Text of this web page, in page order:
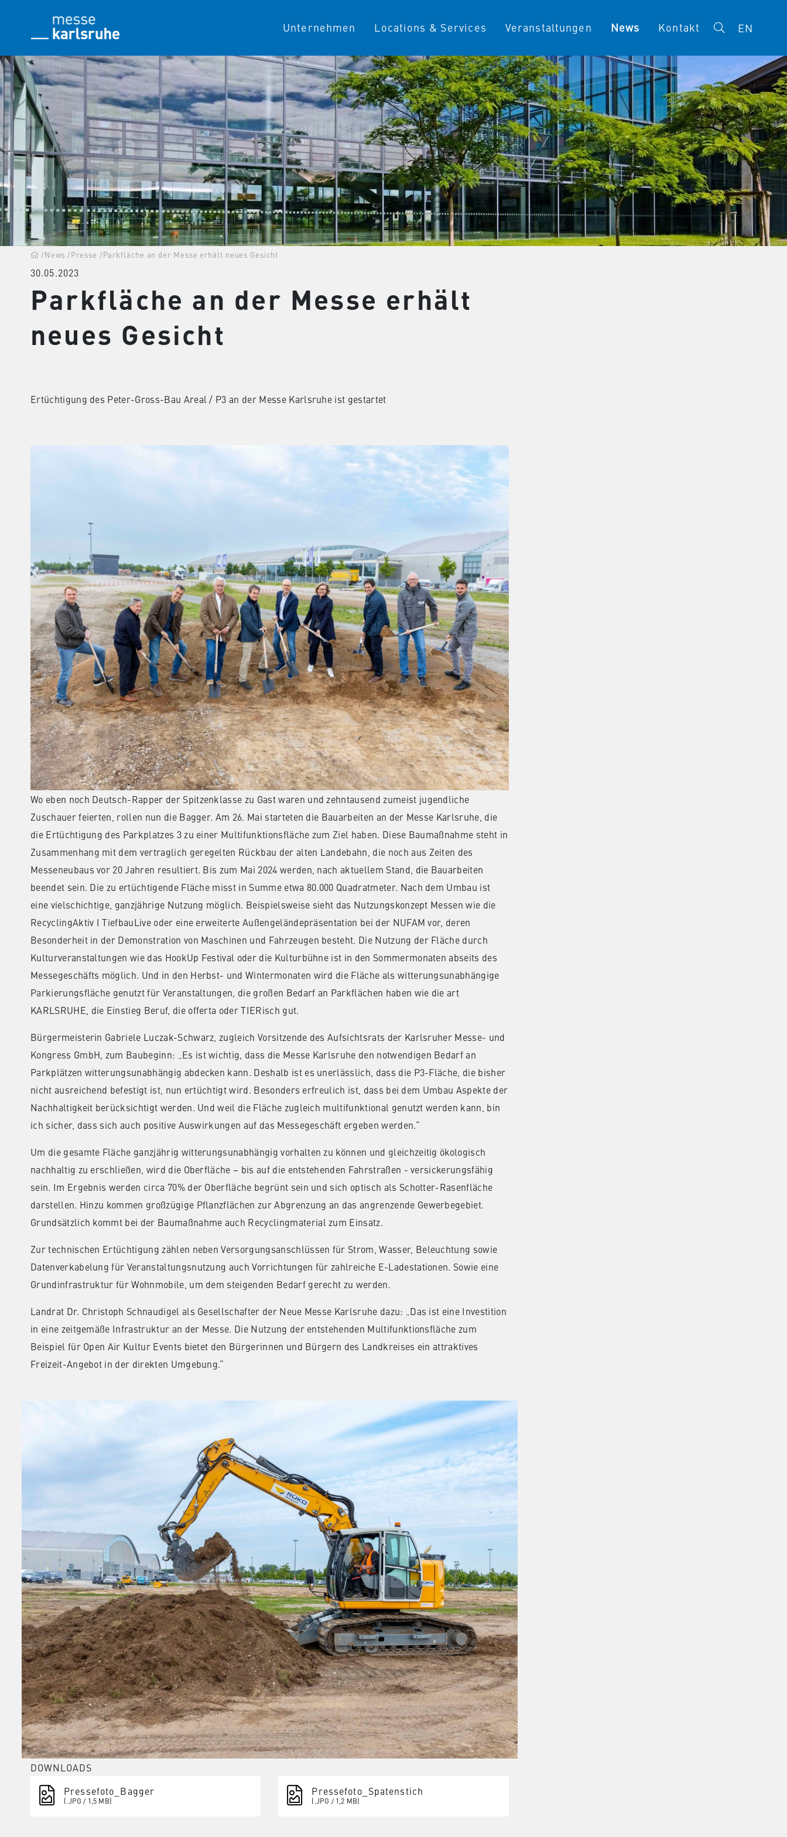
EN
Unternehmen Locations & Services Veranstaltungen News Kontakt
/News/Presse /Parkfläche an der Messe erhält neues Gesicht
30.05.2023
Parkfläche an der Messe erhält
neues Gesicht
Ertüchtigung des Peter-Gross-Bau Areal / P3 an der Messe Karlsruhe ist gestartet
Wo eben noch Deutsch-Rapper der Spitzenklasse zu Gast waren und zehntausend zumeist jugendliche
Zuschauer feierten, rollen nun die Bagger. Am 26. Mai starteten die Bauarbeiten an der Messe Karlsruhe, die
die Ertüchtigung des Parkplatzes 3 zu einer Multifunktionsfläche zum Ziel haben. Diese Baumaßnahme steht in
Zusammenhang mit dem vertraglich geregelten Rückbau der alten Landebahn, die noch aus Zeiten des
Messeneubaus vor 20 Jahren resultiert. Bis zum Mai 2024 werden, nach aktuellem Stand, die Bauarbeiten
beendet sein. Die zu ertüchtigende Fläche misst in Summe etwa 80.000 Quadratmeter. Nach dem Umbau ist
eine vielschichtige, ganzjährige Nutzung möglich. Beispielsweise sieht das Nutzungskonzept Messen wie die
RecyclingAktiv I TiefbauLive oder eine erweiterte Außengeländepräsentation bei der NUFAM vor, deren
Besonderheit in der Demonstration von Maschinen und Fahrzeugen besteht. Die Nutzung der Fläche durch
Kulturveranstaltungen wie das HookUp Festival oder die Kulturbühne ist in den Sommermonaten abseits des
Messegeschäfts möglich. Und in den Herbst- und Wintermonaten wird die Fläche als witterungsunabhängige
Parkierungsfläche genutzt für Veranstaltungen, die großen Bedarf an Parkflächen haben wie die art
KARLSRUHE, die Einstieg Beruf, die offerta oder TIERisch gut.
Bürgermeisterin Gabriele Luczak-Schwarz, zugleich Vorsitzende des Aufsichtsrats der Karlsruher Messe- und
Kongress GmbH, zum Baubeginn: „Es ist wichtig, dass die Messe Karlsruhe den notwendigen Bedarf an
Parkplätzen witterungsunabhängig abdecken kann. Deshalb ist es unerlässlich, dass die P3-Fläche, die bisher
nicht ausreichend befestigt ist, nun ertüchtigt wird. Besonders erfreulich ist, dass bei dem Umbau Aspekte der
Nachhaltigkeit berücksichtigt werden. Und weil die Fläche zugleich multifunktional genutzt werden kann, bin
ich sicher, dass sich auch positive Auswirkungen auf das Messegeschäft ergeben werden.“
Um die gesamte Fläche ganzjährig witterungsunabhängig vorhalten zu können und gleichzeitig ökologisch
nachhaltig zu erschließen, wird die Oberfläche – bis auf die entstehenden Fahrstraßen - versickerungsfähig
sein. Im Ergebnis werden circa 70% der Oberfläche begrünt sein und sich optisch als Schotter-Rasenfläche
darstellen. Hinzu kommen großzügige Pflanzflächen zur Abgrenzung an das angrenzende Gewerbegebiet.
Grundsätzlich kommt bei der Baumaßnahme auch Recyclingmaterial zum Einsatz.
Zur technischen Ertüchtigung zählen neben Versorgungsanschlüssen für Strom, Wasser, Beleuchtung sowie
Datenverkabelung für Veranstaltungsnutzung auch Vorrichtungen für zahlreiche E-Ladestationen. Sowie eine
Grundinfrastruktur für Wohnmobile, um dem steigenden Bedarf gerecht zu werden.
Landrat Dr. Christoph Schnaudigel als Gesellschafter der Neue Messe Karlsruhe dazu: „Das ist eine Investition
in eine zeitgemäße Infrastruktur an der Messe. Die Nutzung der entstehenden Multifunktionsfläche zum
Beispiel für Open Air Kultur Events bietet den Bürgerinnen und Bürgern des Landkreises ein attraktives
Freizeit-Angebot in der direkten Umgebung.“
DOWNLOADS
Pressefoto_Bagger
(.JPG / 1,5 MB)
Pressefoto_Spatenstich
(.JPG / 1,2 MB)